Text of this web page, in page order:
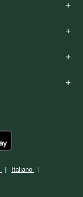
Italiano